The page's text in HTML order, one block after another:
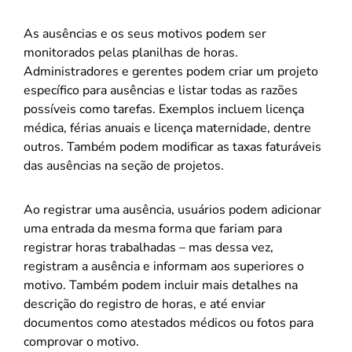
As ausências e os seus motivos podem ser
monitorados pelas planilhas de horas.
Administradores e gerentes podem criar um projeto
específico para ausências e listar todas as razões
possíveis como tarefas. Exemplos incluem licença
médica, férias anuais e licença maternidade, dentre
outros. Também podem modificar as taxas faturáveis
das ausências na seção de projetos.
Ao registrar uma ausência, usuários podem adicionar
uma entrada da mesma forma que fariam para
registrar horas trabalhadas – mas dessa vez,
registram a ausência e informam aos superiores o
motivo. Também podem incluir mais detalhes na
descrição do registro de horas, e até enviar
documentos como atestados médicos ou fotos para
comprovar o motivo.